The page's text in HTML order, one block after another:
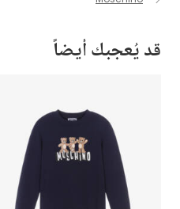
قد يُعجبك أيضاً